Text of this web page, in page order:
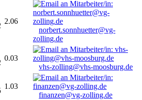
2.06
norbert.sonnhuetter@vg-
zolling.de
0.03
vhs-zolling@vhs-moosburg.de
1.03
finanzen@vg-zolling.de